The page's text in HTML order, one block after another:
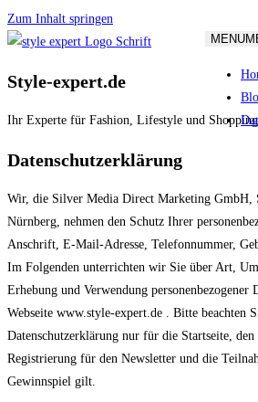
Zum Inhalt springen
MENU
Style-expert.de
Ihr Experte für Fashion, Lifestyle und
Datenschutzerklärung
Wir, die Silver Media Direct Marketing GmbH,
Nürnberg, nehmen den Schutz Ihrer
Anschrift, E-Mail-Adresse, Telefonnummer,
Im Folgenden unterrichten wir Sie über Art,
Erhebung und Verwendung personenbezogener
Webseite www.style-expert.de . Bitte beachten
Datenschutzerklärung nur für die Startseite,
Registrierung für den Newsletter und die
Gewinnspiel gilt.